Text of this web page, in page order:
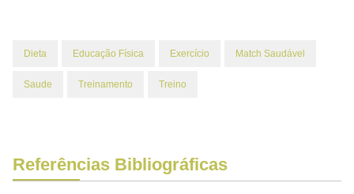
Dieta Educação Física Exercício Match Saudável
Saude Treinamento Treino
Referências Bibliográficas